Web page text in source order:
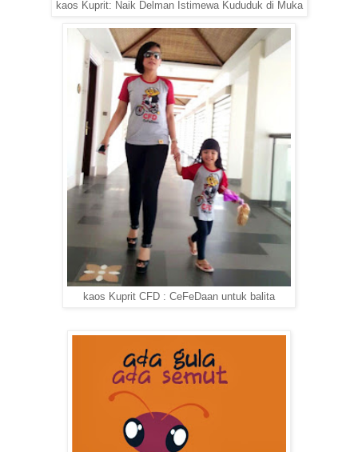
kaos Kuprit: Naik Delman Istimewa Kududuk di Muka
kaos Kuprit CFD : CeFeDaan untuk balita